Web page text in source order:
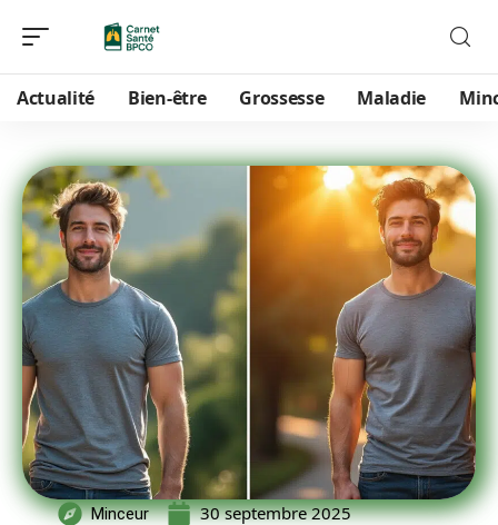
Actualité Bien-être Grossesse Maladie
Minceur 30 septembre 2025